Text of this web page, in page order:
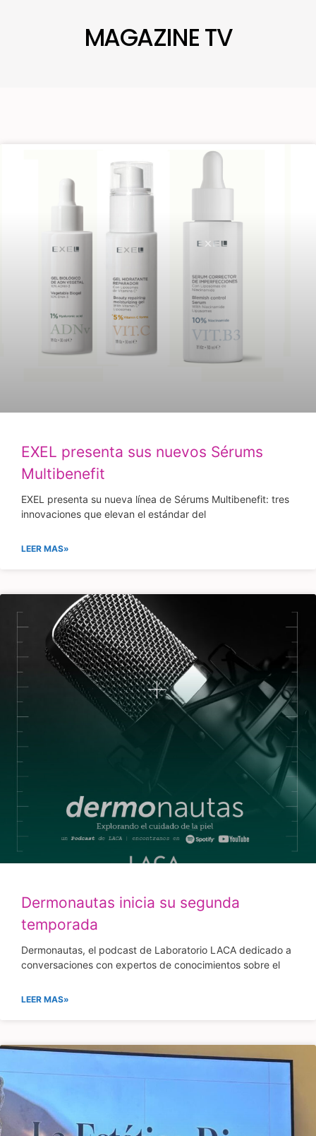
MAGAZINE TV
EXEL presenta sus nuevos Sérums
Multibenefit
EXEL presenta su nueva línea de Sérums Multibenefit: tres
innovaciones que elevan el estándar del
LEER MAS»
Dermonautas inicia su segunda
temporada
Dermonautas, el podcast de Laboratorio LACA dedicado a
conversaciones con expertos de conocimientos sobre el
LEER MAS»